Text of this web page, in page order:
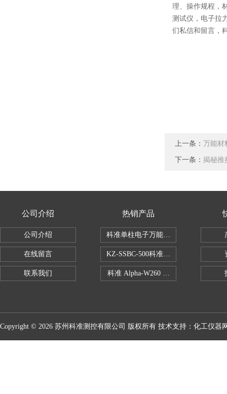
理、操作规程，
测试仪，电子拉
们私信和留言，
上一条： 万能材
下一条： 揭秘推
公司介绍
公司介绍
在线留言
联系我们
热销产品
科准单柱电子万能拉力机KZ-SSBC-500
KZ-SSBC-500科准单柱电子万能试验
科准 Alpha-W260 半导体全自动推拉
Copyright © 2026 苏州科准测控有限公司 版权所有 技术支持： 化工仪器